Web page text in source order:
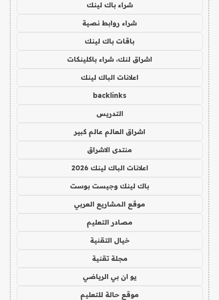
شراء باك لينك
شراء روابط نصية
باقات باك لينك
اشراق لنك، شراء باكلينكات
اعلانات الباك لينك
backlinks
التدريس
اشراق العالم عالم كبير
منتدى الاشراق
اعلانات الباك لينك 2026
باك لينك وجيست بوست
موقع المشاريع العربي
مصادر التعليم
خيال التقنية
مجلة تقنية
يو ان بي الرياضي
موقع حالة للتعليم